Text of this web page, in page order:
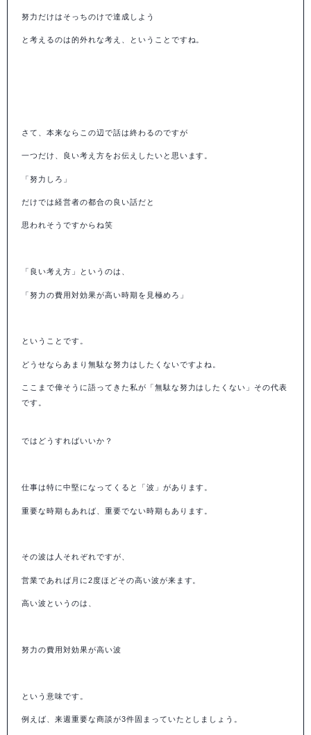
努力だけはそっちのけで達成しよう
と考えるのは的外れな考え、ということですね。
さて、本来ならこの辺で話は終わるのですが
一つだけ、良い考え方をお伝えしたいと思います。
「努力しろ」
だけでは経営者の都合の良い話だと
思われそうですからね笑
「良い考え方」というのは、
「努力の費用対効果が高い時期を見極めろ」
ということです。
どうせならあまり無駄な努力はしたくないですよね。
ここまで偉そうに語ってきた私が「無駄な努力はしたくない」その代表
です。
ではどうすればいいか？
仕事は特に中堅になってくると「波」があります。
重要な時期もあれば、重要でない時期もあります。
その波は人それぞれですが、
営業であれば月に2度ほどその高い波が来ます。
高い波というのは、
努力の費用対効果が高い波
という意味です。
例えば、来週重要な商談が3件固まっていたとしましょう。